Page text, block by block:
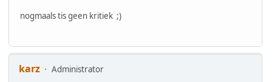
nogmaals tis geen kritiek ;)
karz
Administrator